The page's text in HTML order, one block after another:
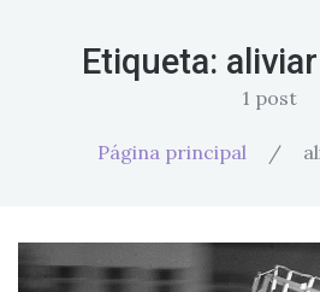
Etiqueta:
1 post
Página principal /